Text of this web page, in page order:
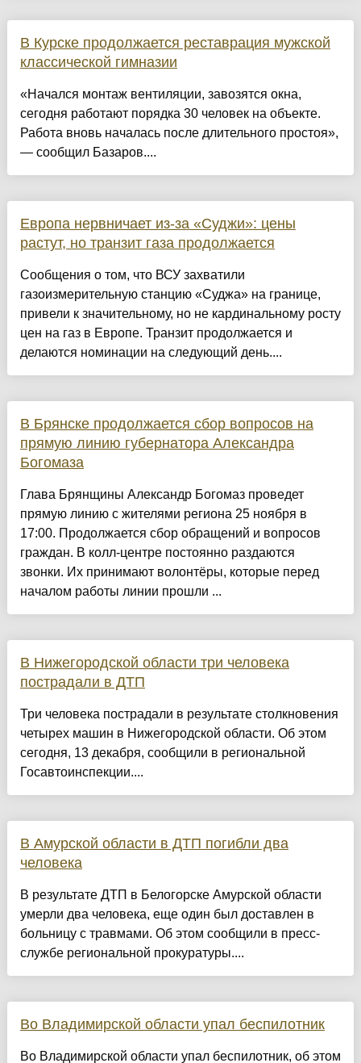
В Курске продолжается реставрация мужской
классической гимназии
«Начался монтаж вентиляции, завозятся окна,
сегодня работают порядка 30 человек на объекте.
Работа вновь началась после длительного простоя»,
— сообщил Базаров....
Европа нервничает из-за «Суджи»: цены
растут, но транзит газа продолжается
Сообщения о том, что ВСУ захватили
газоизмерительную станцию «Суджа» на границе,
привели к значительному, но не кардинальному росту
цен на газ в Европе. Транзит продолжается и
делаются номинации на следующий день....
В Брянске продолжается сбор вопросов на
прямую линию губернатора Александра
Богомаза
Глава Брянщины Александр Богомаз проведет
прямую линию с жителями региона 25 ноября в
17:00. Продолжается сбор обращений и вопросов
граждан. В колл-центре постоянно раздаются
звонки. Их принимают волонтёры, которые перед
началом работы линии прошли ...
В Нижегородской области три человека
пострадали в ДТП
Три человека пострадали в результате столкновения
четырех машин в Нижегородской области. Об этом
сегодня, 13 декабря, сообщили в региональной
Госавтоинспекции....
В Амурской области в ДТП погибли два
человека
В результате ДТП в Белогорске Амурской области
умерли два человека, еще один был доставлен в
больницу с травмами. Об этом сообщили в пресс-
службе региональной прокуратуры....
Во Владимирской области упал беспилотник
Во Владимирской области упал беспилотник, об этом